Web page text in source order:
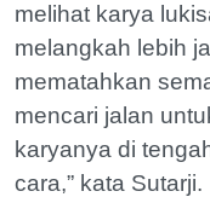
melihat karya
melangkah lebih
mematahkan
mencari jalan
karyanya di
cara,” kata Sutarji.